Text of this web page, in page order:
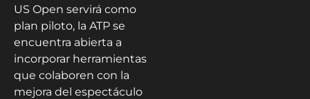
US Open servirá como
plan piloto, la ATP se
encuentra abierta a
incorporar herramientas
que colaboren con la
mejora del espectáculo